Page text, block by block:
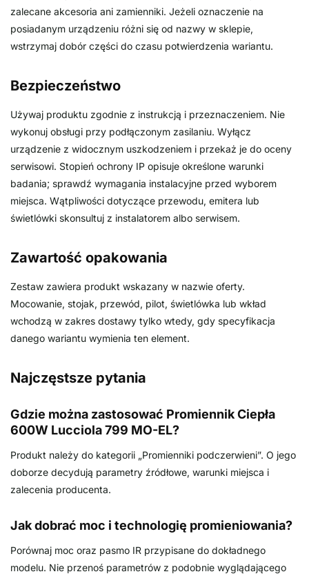
zalecane akcesoria ani zamienniki. Jeżeli oznaczenie na
posiadanym urządzeniu różni się od nazwy w sklepie,
wstrzymaj dobór części do czasu potwierdzenia wariantu.
Bezpieczeństwo
Używaj produktu zgodnie z instrukcją i przeznaczeniem. Nie
wykonuj obsługi przy podłączonym zasilaniu. Wyłącz
urządzenie z widocznym uszkodzeniem i przekaż je do oceny
serwisowi. Stopień ochrony IP opisuje określone warunki
badania; sprawdź wymagania instalacyjne przed wyborem
miejsca. Wątpliwości dotyczące przewodu, emitera lub
świetlówki skonsultuj z instalatorem albo serwisem.
Zawartość opakowania
Zestaw zawiera produkt wskazany w nazwie oferty.
Mocowanie, stojak, przewód, pilot, świetlówka lub wkład
wchodzą w zakres dostawy tylko wtedy, gdy specyfikacja
danego wariantu wymienia ten element.
Najczęstsze pytania
Gdzie można zastosować Promiennik Ciepła
600W Lucciola 799 MO-EL?
Produkt należy do kategorii „Promienniki podczerwieni”. O jego
doborze decydują parametry źródłowe, warunki miejsca i
zalecenia producenta.
Jak dobrać moc i technologię promieniowania?
Porównaj moc oraz pasmo IR przypisane do dokładnego
modelu. Nie przenoś parametrów z podobnie wyglądającego